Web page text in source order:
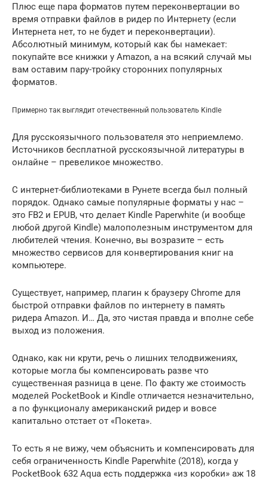
Плюс еще пара форматов путем переконвертации во
время отправки файлов в ридер по Интернету (если
Интернета нет, то не будет и переконвертации).
Абсолютный минимум, который как бы намекает:
покупайте все книжки у Amazon, а на всякий случай мы
вам оставим пару-тройку сторонних популярных
форматов.
Примерно так выглядит отечественный пользователь Kindle
Для русскоязычного пользователя это неприемлемо.
Источников бесплатной русскоязычной литературы в
онлайне – превеликое множество.
С интернет-библиотеками в Рунете всегда был полный
порядок. Однако самые популярные форматы у нас –
это FB2 и EPUB, что делает Kindle Paperwhite (и вообще
любой другой Kindle) малополезным инструментом для
любителей чтения. Конечно, вы возразите – есть
множество сервисов для конвертирования книг на
компьютере.
Существует, например, плагин к браузеру Chrome для
быстрой отправки файлов по интернету в память
ридера Amazon. И… Да, это чистая правда и вполне себе
выход из положения.
Однако, как ни крути, речь о лишних телодвижениях,
которые могла бы компенсировать разве что
существенная разница в цене. По факту же стоимость
моделей PocketBook и Kindle отличается незначительно,
а по функционалу американский ридер и вовсе
капитально отстает от «Покета».
То есть я не вижу, чем объяснить и компенсировать для
себя ограниченность Kindle Paperwhite (2018), когда у
PocketBook 632 Aqua есть поддержка «из коробки» аж 18